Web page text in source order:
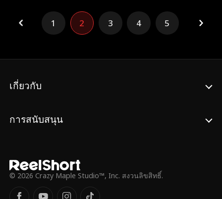
ดรับอโลเดียเข้ามาอยู่ด้วย ธุรกิจสมุนไพรที่
กำลังลำบากของเจดก็รุ่งเรืองขึ้นทันที บิลต่างๆ
โชค" - ไปที่ไหน โชคก็ตามไปด้วย แน่นอนว่า
เกิดมา
1 2 3 4 5
เกี่ยวกับ
การสนับสนุน
© 2026 Crazy Maple Studio™, Inc. สงวนลิขสิทธิ์.